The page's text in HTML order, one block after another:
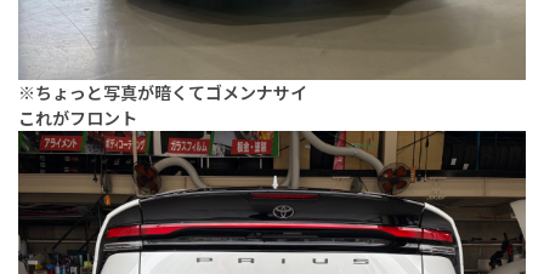
※ちょっと写真が暗くてゴメンナサイ
これがフロント